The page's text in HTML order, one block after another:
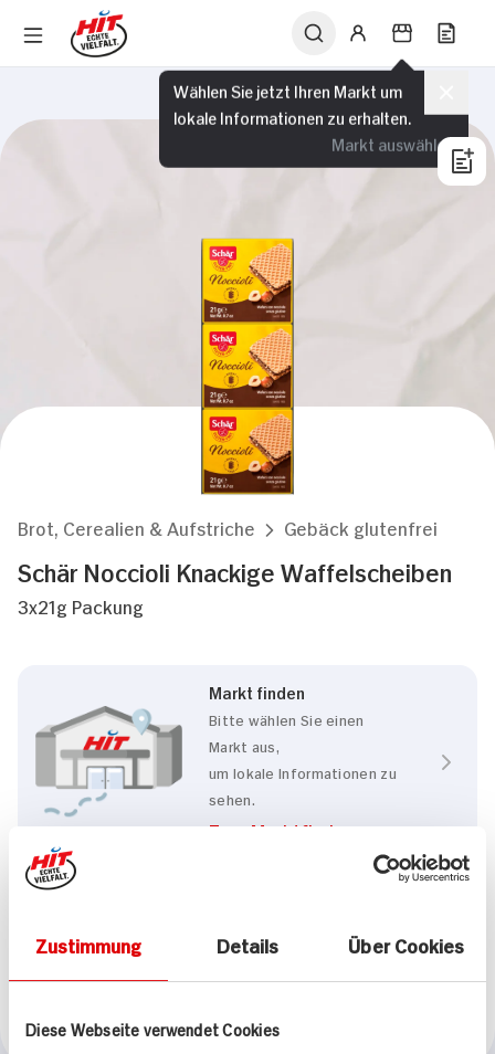
Zustimmung Details Über Cookies
Diese Webseite verwendet Cookies
Wählen Sie jetzt Ihren Markt um
lokale Informationen zu erhalten.
Markt auswählen
Brot, Cerealien & Aufstriche Gebäck glutenfrei
Schär Noccioli Knackige Waffelscheiben
3x21g Packung
Markt finden
Bitte wählen Sie einen
Markt aus,
um lokale Informationen zu
sehen.
Zum Marktfinder
Glutenfrei
Schär